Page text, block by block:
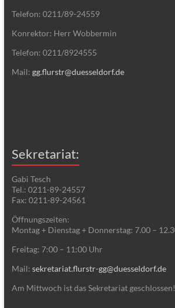
Telefon: 0211/89-24559
Konrektor: Herr Wobbermin
Telefon: 0211/8924555
Mail: gg.flurstr@duesseldorf.de
Sekretariat:
Gabi Tesch
Tel.: 0211-89-24557
Fax: 0211-89-24561
Öffnungszeiten:
Montag + Dienstag + Donnerstag: 7.00 –
Freitag: 7:00 – 11:00 Uhr
Mail: sekretariat.flurstr-gg@duesseldorf.de
Am Mittwoch ist das Sekretariat geschlossen!